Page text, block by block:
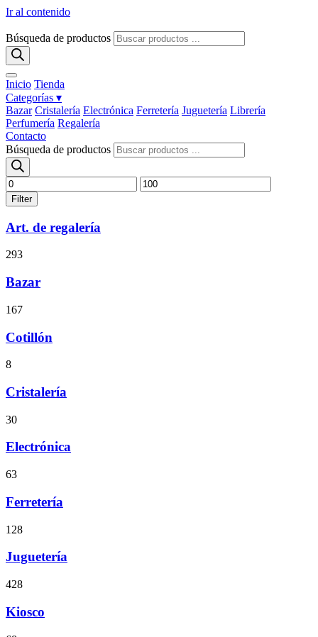
Ir al contenido
Búsqueda de productos
Inicio Tienda
Categorías ▾
Bazar Cristalería Electrónica Ferretería Juguetería Librería
Perfumería Regalería
Contacto
Búsqueda de productos
Filter
Art. de regalería
293
Bazar
167
Cotillón
8
Cristalería
30
Electrónica
63
Ferretería
128
Juguetería
428
Kiosco